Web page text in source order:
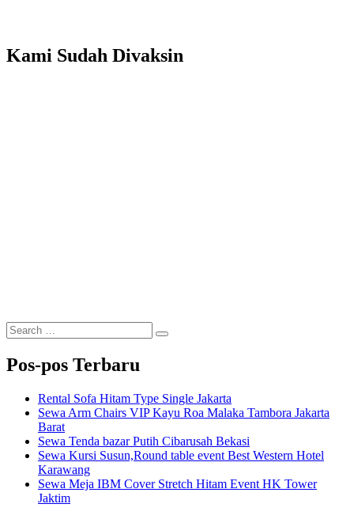
Kami Sudah Divaksin
Search
for:
Search
Pos-pos Terbaru
Rental Sofa Hitam Type Single Jakarta
Sewa Arm Chairs VIP Kayu Roa Malaka Tambora Jakarta
Barat
Sewa Tenda bazar Putih Cibarusah Bekasi
Sewa Kursi Susun,Round table event Best Western Hotel
Karawang
Sewa Meja IBM Cover Stretch Hitam Event HK Tower
Jaktim